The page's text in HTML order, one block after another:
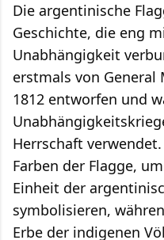
Die argentinische
Geschichte, die eng
Unabhängigkeit
erstmals von General
1812 entworfen und
Herrschaft
Farben der Flagge,
Einheit der
symbolisieren,
Erbe der indigenen